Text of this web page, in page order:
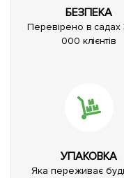
БЕЗПЕКА
Перевірено в
000 клієнтів
УПАКОВКА
Яка переживає